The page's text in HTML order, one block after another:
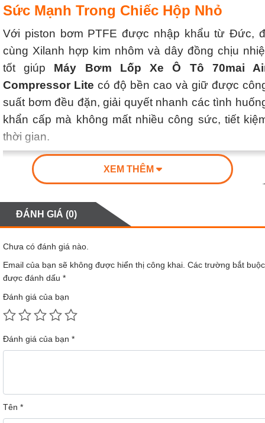
Sức Mạnh Trong Chiếc Hộp Nhỏ
Với piston bơm PTFE được nhập khẩu từ Đức,
cùng Xilanh hợp kim nhôm và dây đồng chịu
tốt giúp Máy Bơm Lốp Xe Ô Tô 70mai
Compressor Lite có độ bền cao và giữ được
suất bơm đều đặn, giải quyết nhanh các tình
khẩn cấp mà không mất nhiều công sức, tiết
thời gian.
XEM THÊM
ĐÁNH GIÁ (0)
Chưa có đánh giá nào.
Email của bạn sẽ không được hiển thị công khai. Các trường bắt buộc
được đánh dấu *
Đánh giá của bạn
Đánh giá của bạn *
Tên *